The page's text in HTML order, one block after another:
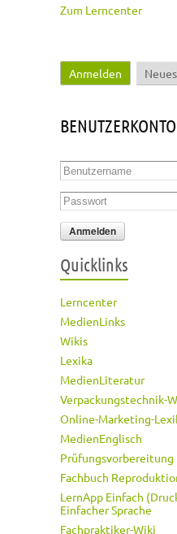
Zum Lerncenter
Haupt-Reiter
Anmelden (aktiver
BENUTZERKONTO
Benutzername
Passwort
Quicklinks
Lerncenter
MedienLinks
Wikis
Lexika
MedienLiteratur
Verpackungstechnik-
Online-Marketing-
MedienEnglisch
Prüfungsvorbereitung
Fachbuch
LernApp Einfach
Einfacher Sprache
Fachpraktiker-Wiki